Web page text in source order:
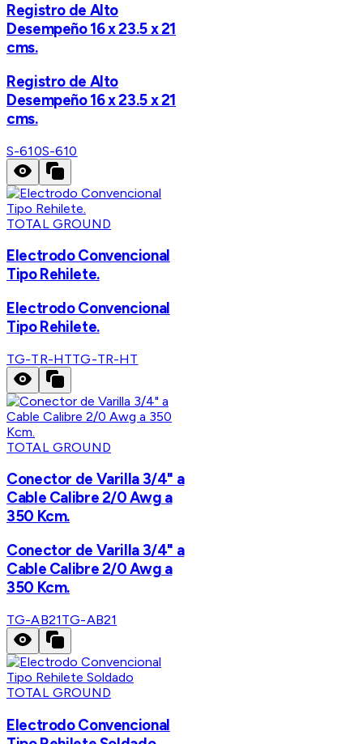
Registro de Alto
Desempeño 16 x 23.5 x 21
cms.
Registro de Alto
Desempeño 16 x 23.5 x 21
cms.
S-610S-610
TOTAL GROUND
Electrodo Convencional
Tipo Rehilete.
Electrodo Convencional
Tipo Rehilete.
TG-TR-HTTG-TR-HT
TOTAL GROUND
Conector de Varilla 3/4" a
Cable Calibre 2/0 Awg a
350 Kcm.
Conector de Varilla 3/4" a
Cable Calibre 2/0 Awg a
350 Kcm.
TG-AB21TG-AB21
TOTAL GROUND
Electrodo Convencional